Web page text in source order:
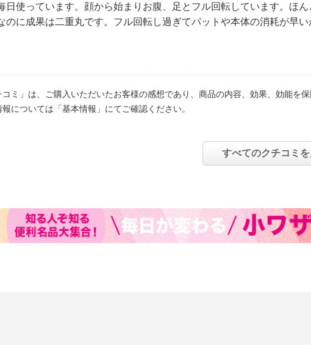
日使っています。顔から始まりお腹、足とフル回転しています。ほ
のに成果は二重丸です。フル回転し過ぎてパットや本体の消耗が早
コミ」は、ご購入いただいたお客様の感想であり、商品の内容、効果、効能を
報については「基本情報」にてご確認ください。
すべてのクチコミ